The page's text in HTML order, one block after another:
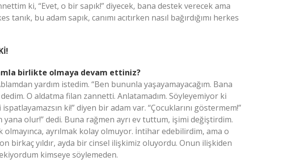
ki, “Evet, o bir sapık!” diyecek, bana destek verecek ama
bu adam sapık, canımı acıtırken nasıl bağırdığımı herkes
birlikte olmaya devam ettiniz?
yardım istedim. “Ben bununla yaşayamayacağım. Bana
O aldatma filan zannetti. Anlatamadım. Söyleyemiyor ki
ki!” diyen bir adam var. “Çocuklarını göstermem!”
yana olur!” dedi. Buna rağmen ayrı ev tuttum, işimi değiştirdim.
ayrılmak kolay olmuyor. İntihar edebilirdim, ama o
birkaç yıldır, ayda bir cinsel ilişkimiz oluyordu. Onun ilişkiden
kimseye söylemeden.